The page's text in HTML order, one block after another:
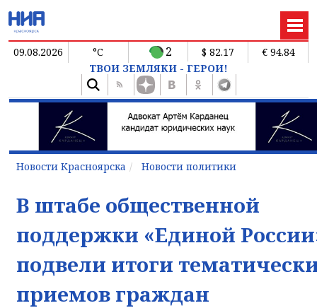
09.08.2026 °C 2 $ 82.17
€ 94.84
ТВОИ ЗЕМЛЯКИ - ГЕРОИ!
Новости Красноярска Новости политики
В штабе общественной
поддержки «Единой
подвели итоги
приемов граждан